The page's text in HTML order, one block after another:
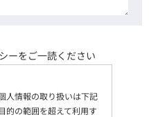
ーをご一読ください
人情報の取り扱いは下記
的の範囲を超えて利用す